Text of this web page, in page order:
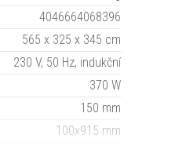
4046664068396
565 x 325 x 345 cm
230 V, 50 Hz, indukční
370 W
150 mm
100x915 mm